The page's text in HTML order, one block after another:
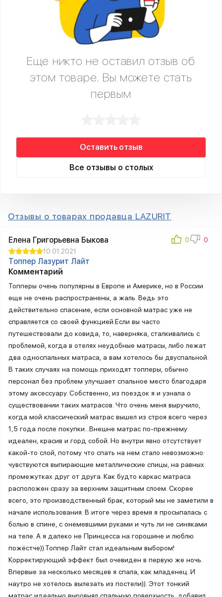
Еще никто не оставил отзыв об
этом товаре. Вы можете стать
первым
Оставить отзыв
Все отзывы о столых
Отзывы о товарах продавца LAZURIT
Елена Григорьевна Быкова
10.01.2021
Топпер Лазурит Лайт
Комментарий
Топперы очень популярны в Европе и Америке, но в России
еще не очень распространены, а жаль. Ведь это
действительно спасение, если основной матрас уже не
справляется со своей функцией.Если вы часто
путешествовали до ковида, то, наверняка, сталкивались с
проблемой, когда в отелях неудобные матрасы, либо лежат
два односпальных матраса, а вам хотелось бы двуспальной.
В таких случаях на помощь приходят топперы, обычно
персонал без проблем улучшает спальное место благодаря
этому аксессуару. Собственно, из поездок я и узнала о
существовании таких матрасов. Что очень меня выручило,
когда мой классический матрас вышел из строя всего через
1,5 года после покупки...Внешне матрас по-прежнему
идеален, красив и горд собой. Но внутри явно отсутствует
какой-то слой, потому что спать на нем стало невозможно:
чувствуются выпирающие металлические спицы, на равных
промежутках друг от друга. Как будто каркас матраса
расположен сразу за верхним защитным слоем. Скорее
всего, это производственный брак, который мы не заметили в
начале использования. В итоге через время я просыпалась с
болью в спине, с онемевшими руками и чуть ли не синяками
на теле. А я далеко не Принцесса на горошине и люблю
пожёстче)).Топпер Лайт стал идеальным выбором!
Корректирующий эффект был очевиден в первую же ночь.
Впервые за несколько месяцев я спала, как младенец. И
наутро не хотелось вылезать из постели)). Этот тонкий
матрас идеально выровнял спальную поверхность, добавил